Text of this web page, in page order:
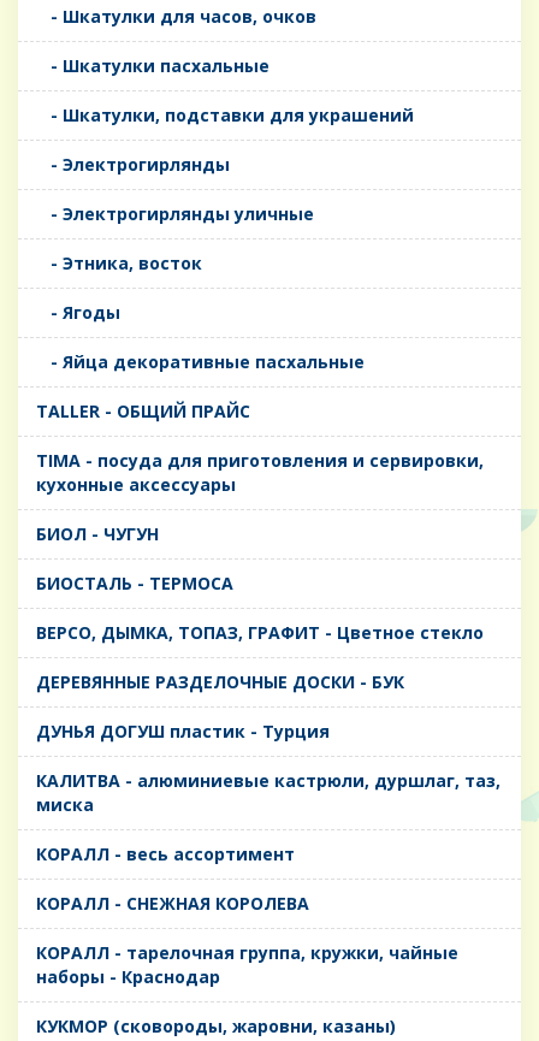
- Шкатулки для часов, очков
- Шкатулки пасхальные
- Шкатулки, подставки для украшений
- Электрогирлянды
- Электрогирлянды уличные
- Этника, восток
- Ягоды
- Яйца декоративные пасхальные
TALLER - ОБЩИЙ ПРАЙС
TIMA - посуда для приготовления и сервировки,
кухонные аксессуары
БИОЛ - ЧУГУН
БИОСТАЛЬ - ТЕРМОСА
ВЕРСО, ДЫМКА, ТОПАЗ, ГРАФИТ - Цветное стекло
ДЕРЕВЯННЫЕ РАЗДЕЛОЧНЫЕ ДОСКИ - БУК
ДУНЬЯ ДОГУШ пластик - Турция
КАЛИТВА - алюминиевые кастрюли, дуршлаг, таз,
миска
КОРАЛЛ - весь ассортимент
КОРАЛЛ - СНЕЖНАЯ КОРОЛЕВА
КОРАЛЛ - тарелочная группа, кружки, чайные
наборы - Краснодар
КУКМОР (сковороды, жаровни, казаны)